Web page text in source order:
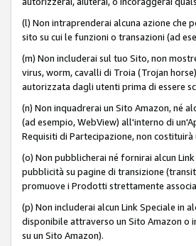
(l) Non intraprenderai alcuna azione che
sito su cui le funzioni o transazioni (ad
(m) Non includerai sul tuo Sito, non
virus, worm, cavalli di Troia (Trojan
autorizzata dagli utenti prima di essere
(n) Non inquadrerai un Sito Amazon, né
(ad esempio, WebView) all'interno di
Requisiti di Partecipazione, non
(o) Non pubblicherai né fornirai alcun
pubblicità su pagine di transizione
promuove i Prodotti strettamente
(p) Non includerai alcun Link Speciale in
disponibile attraverso un Sito Amazon o
su un Sito Amazon).